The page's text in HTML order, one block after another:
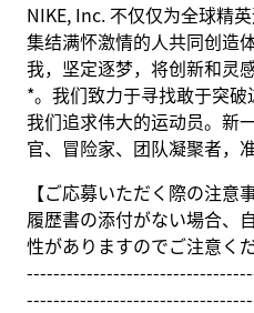
NIKE, Inc. 不仅仅为全球精
集结满怀激情的人共同创造
我，坚定逐梦，将创新和灵
*。我们致力于寻找敢于突
我们追求伟大的运动员。新
官、冒险家、团队凝聚者，
【ご応募いただく際の注意
履歴書の添付がない場合、
性がありますのでご注意く